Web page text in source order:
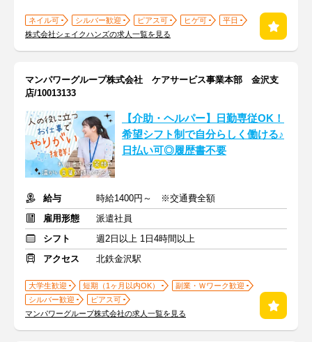
ネイル可 シルバー歓迎 ピアス可 ヒゲ可
平日
株式会社シェイクハンズの求人一覧を見る
マンパワーグループ株式会社 ケアサービス事業本部 金沢支
店/10013133
【介助・ヘルパー】日勤専従OK！
希望シフト制で自分らしく働ける♪
日払い可◎履歴書不要
給与
時給1400円～ ※交通費全額
雇用形態
派遣社員
シフト
週2日以上 1日4時間以上
アクセス
北鉄金沢駅
大学生歓迎 短期（1ヶ月以内OK）
副業・Ｗワーク歓迎
シルバー歓迎
ピアス可
マンパワーグループ株式会社の求人一覧を見る